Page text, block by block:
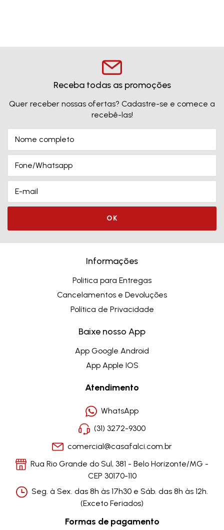
Receba todas as promoções
Quer receber nossas ofertas? Cadastre-se e comece a
recebê-las!
Informações
Politica para Entregas
Cancelamentos e Devoluções
Política de Privacidade
Baixe nosso App
App Google Android
App Apple IOS
Atendimento
WhatsApp
(31) 3272-9300
comercial@casafalci.com.br
Rua Rio Grande do Sul, 381 - Belo Horizonte/MG -
CEP 30170-110
Seg. à Sex. das 8h às 17h30 e Sáb. das 8h às 12h.
(Exceto Feriados)
Formas de pagamento